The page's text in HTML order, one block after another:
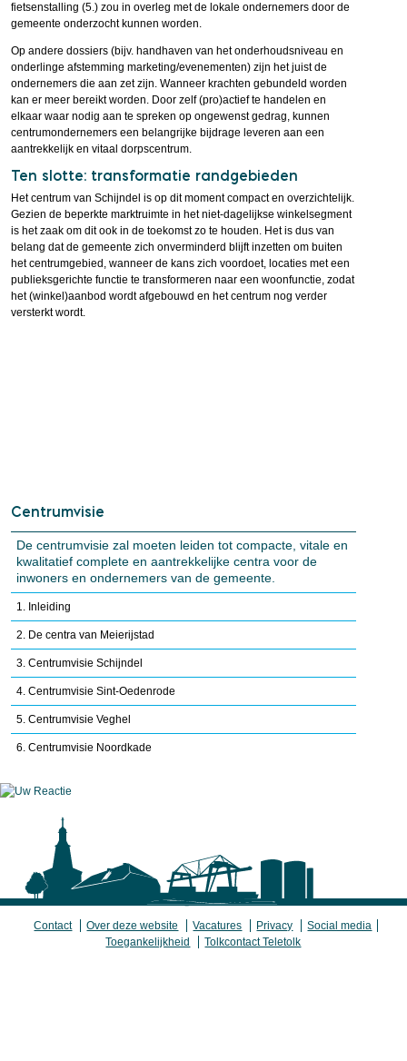
fietsenstalling (5.) zou in overleg met de lokale ondernemers door de
gemeente onderzocht kunnen worden.
Op andere dossiers (bijv. handhaven van het onderhoudsniveau en
onderlinge afstemming marketing/evenementen) zijn het juist de
ondernemers die aan zet zijn. Wanneer krachten gebundeld worden
kan er meer bereikt worden. Door zelf (pro)actief te handelen en
elkaar waar nodig aan te spreken op ongewenst gedrag, kunnen
centrumondernemers een belangrijke bijdrage leveren aan een
aantrekkelijk en vitaal dorpscentrum.
Ten slotte: transformatie randgebieden
Het centrum van Schijndel is op dit moment compact en overzichtelijk.
Gezien de beperkte marktruimte in het niet-dagelijkse winkelsegment
is het zaak om dit ook in de toekomst zo te houden. Het is dus van
belang dat de gemeente zich onverminderd blijft inzetten om buiten
het centrumgebied, wanneer de kans zich voordoet, locaties met een
publieksgerichte functie te transformeren naar een woonfunctie, zodat
het (winkel)aanbod wordt afgebouwd en het centrum nog verder
versterkt wordt.
Centrumvisie
De centrumvisie zal moeten leiden tot compacte, vitale en
kwalitatief complete en aantrekkelijke centra voor de
inwoners en ondernemers van de gemeente.
1. Inleiding
2. De centra van Meierijstad
3. Centrumvisie Schijndel
4. Centrumvisie Sint-Oedenrode
5. Centrumvisie Veghel
6. Centrumvisie Noordkade
Contact Over deze website Vacatures Privacy
Social media
Toegankelijkheid
Tolkcontact Teletolk